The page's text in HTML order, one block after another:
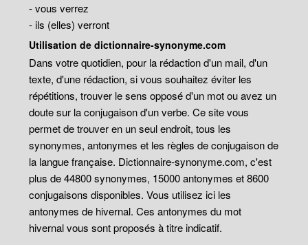
- vous verrez
- ils (elles) verront
Utilisation de dictionnaire-synonyme.com
Dans votre quotidien, pour la rédaction d'un mail, d'un
texte, d'une rédaction, si vous souhaitez éviter les
répétitions, trouver le sens opposé d'un mot ou avez un
doute sur la conjugaison d'un verbe. Ce site vous
permet de trouver en un seul endroit, tous les
synonymes, antonymes et les règles de conjugaison de
la langue française. Dictionnaire-synonyme.com, c'est
plus de 44800 synonymes, 15000 antonymes et 8600
conjugaisons disponibles. Vous utilisez ici les
antonymes de hivernal. Ces antonymes du mot
hivernal vous sont proposés à titre indicatif.